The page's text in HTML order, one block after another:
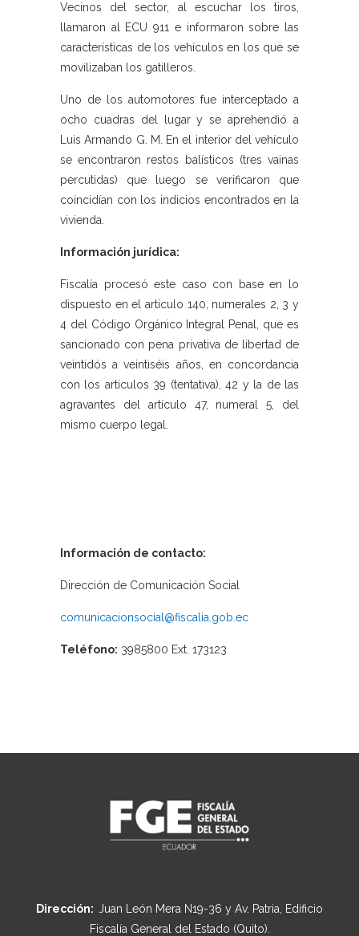
Vecinos del sector, al escuchar los tiros,
llamaron al ECU 911 e informaron sobre las
características de los vehículos en los que se
movilizaban los gatilleros.
Uno de los automotores fue interceptado a
ocho cuadras del lugar y se aprehendió a
Luis Armando G. M. En el interior del vehículo
se encontraron restos balísticos (tres vainas
percutidas) que luego se verificaron que
coincidían con los indicios encontrados en la
vivienda.
Información jurídica:
Fiscalía procesó este caso con base en lo
dispuesto en el artículo 140, numerales 2, 3 y
4 del Código Orgánico Integral Penal, que es
sancionado con pena privativa de libertad de
veintidós a veintiséis años, en concordancia
con los artículos 39 (tentativa), 42 y la de las
agravantes del artículo 47, numeral 5, del
mismo cuerpo legal.
Información de contacto:
Dirección de Comunicación Social
comunicacionsocial@fiscalia.gob.ec
Teléfono: 3985800 Ext. 173123
Dirección: Juan León Mera N19-36 y Av. Patria, Edificio
Fiscalía General del Estado (Quito).